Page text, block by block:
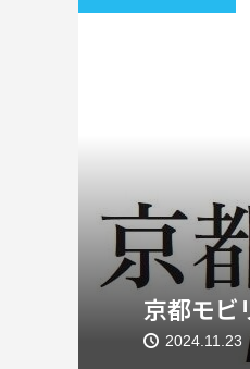
京都モビ
2024.11.23